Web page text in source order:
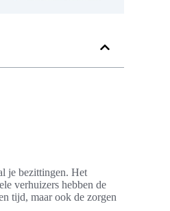
je bezittingen. Het
verhuizers hebben de
tijd, maar ook de zorgen